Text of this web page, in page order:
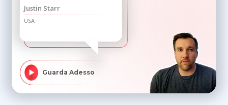
Justin Starr
USA
Guarda Adesso